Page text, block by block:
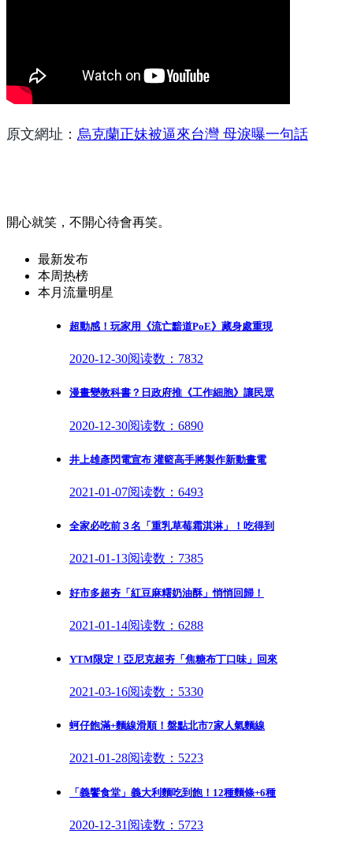
原文網址： 烏克蘭正妹被逼來台灣 母淚曝一句話
開心就笑，不開心待會再笑。
最新发布
本周热榜
本月流量明星
超動感！玩家用《流亡黯道PoE》藏身處重現
2020-12-30阅读数：7832
漫畫變教科書？日政府推《工作細胞》讓民眾
2020-12-30阅读数：6890
井上雄彥閃電宣布 灌籃高手將製作新動畫電
2021-01-07阅读数：6493
全家必吃前３名「重乳草莓霜淇淋」！吃得到
2021-01-13阅读数：7385
好市多超夯「紅豆麻糬奶油酥」悄悄回歸！
2021-01-14阅读数：6288
YTM限定！亞尼克超夯「焦糖布丁口味」回來
2021-03-16阅读数：5330
蚵仔飽滿+麵線滑順！盤點北市7家人氣麵線
2021-01-28阅读数：5223
「義饗食堂」義大利麵吃到飽！12種麵條+6種
2020-12-31 阅读数：5723